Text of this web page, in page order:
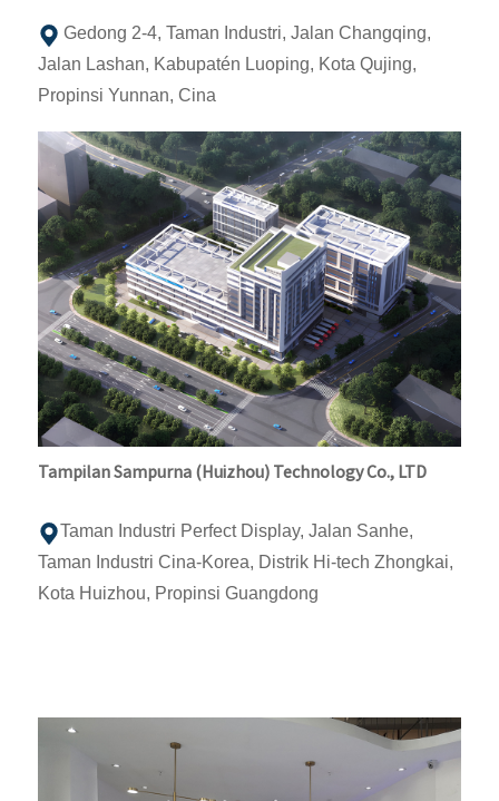
Gedong 2-4, Taman Industri, Jalan Changqing,
Jalan Lashan, Kabupatén Luoping, Kota Qujing,
Propinsi Yunnan, Cina
Tampilan Sampurna (Huizhou) Technology Co., LTD
Taman Industri Perfect Display, Jalan Sanhe,
Taman Industri Cina-Korea, Distrik Hi-tech Zhongkai,
Kota Huizhou, Propinsi Guangdong